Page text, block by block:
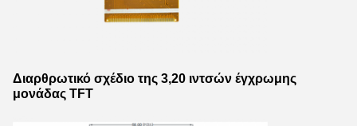
Διαρθρωτικό σχέδιο της 3,20 ιντσών έγχρωμης
μονάδας TFT